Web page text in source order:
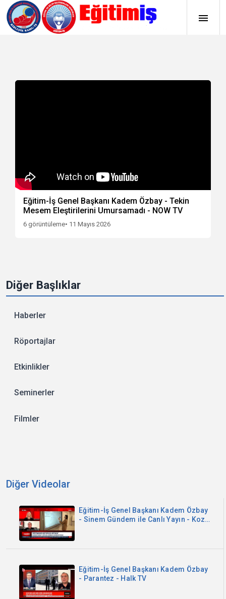
Diğer Başlıklar
Haberler
Röportajlar
Etkinlikler
Seminerler
Filmler
Diğer Videolar
Eğitim-İş Genel Başkanı Kadem Özbay
- Sinem Gündem ile Canlı Yayın - Koza
Eğitim-İş Genel Başkanı Kadem Özbay
- Parantez - Halk TV
Eğitim-İş Genel Başkanı Kadem Özbay - Tekin
Mesem Eleştirilerini Umursamadı - NOW TV
6 görüntüleme• 11 Mayıs 2026